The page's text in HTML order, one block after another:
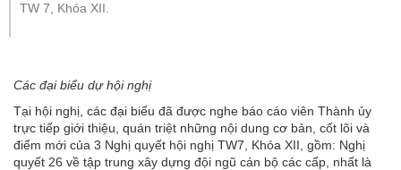
TW 7, Khóa XII.
Các đại biểu dự hội nghị
Tại hội nghị, các đại biểu đã được nghe báo cáo viên Thành ủy
trực tiếp giới thiệu, quán triệt những nội dung cơ bản, cốt lõi và
điểm mới của 3 Nghị quyết hội nghị TW7, Khóa XII, gồm: Nghị
quyết 26 về tập trung xây dựng đội ngũ cán bộ các cấp, nhất là